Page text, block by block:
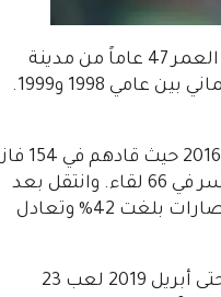
، ويبلغ من العمر 47 عاماً من مدينة
شتراوبينغ ، ألمانيا الغربي. ولعب فاينتسيرل في فريق بايرن ميونخ الألماني بين عامي 1998 و1999.
وبدأ مسيرته التدريبية مع نادي أوجسبورج خلال الفترة بين عامي 2012 و2016 حيث قادهم في 154 فاز
في 56 مباراة. بنسبة انتصارات بلغت 36.36%، وتعادل في 32 مباراة وخسر في 66 لقاء. وانتقل بعد
ذلك لتدريب نادي شالكة خاض 50 مباراة. فاز حينها بـ21 لقاء بنسبة انتصارات بلغت 42% وتعادل
وتولى فاينتسيرل تدريب نادي شوتتجارت خلال الفترة من أكتوبر 2018 وحتى أبريل 2019 لعب 23